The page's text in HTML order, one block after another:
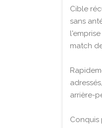
Cible
sans
match
arrière-
Conquis